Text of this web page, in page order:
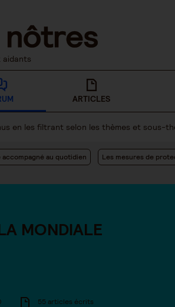
aidants
ARTICLES
en les filtrant selon les thèmes et sous-
accompagné au quotidien Les mesures de
MONDIALE
55 articles écrits